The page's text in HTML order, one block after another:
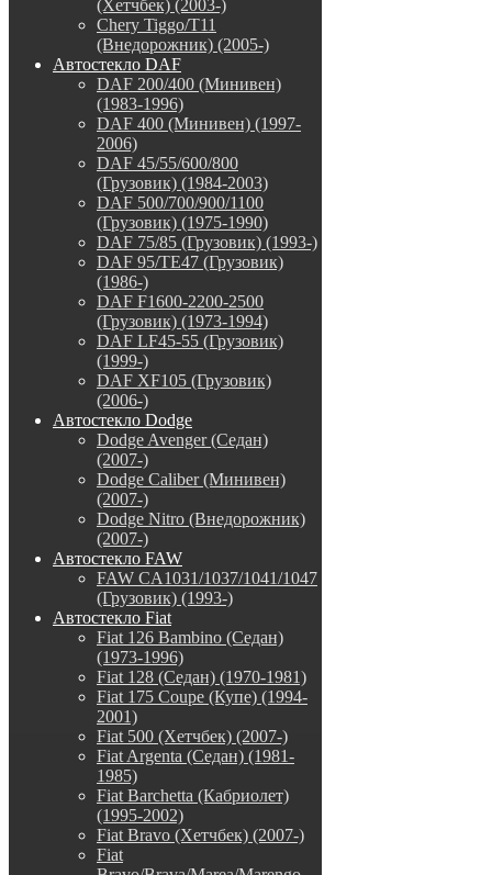
(Хетчбек) (2003-)
Chery Tiggo/T11
(Внедорожник) (2005-)
Автостекло DAF
DAF 200/400 (Минивен)
(1983-1996)
DAF 400 (Минивен) (1997-
2006)
DAF 45/55/600/800
(Грузовик) (1984-2003)
DAF 500/700/900/1100
(Грузовик) (1975-1990)
DAF 75/85 (Грузовик) (1993-)
DAF 95/TE47 (Грузовик)
(1986-)
DAF F1600-2200-2500
(Грузовик) (1973-1994)
DAF LF45-55 (Грузовик)
(1999-)
DAF XF105 (Грузовик)
(2006-)
Автостекло Dodge
Dodge Avenger (Седан)
(2007-)
Dodge Caliber (Минивен)
(2007-)
Dodge Nitro (Внедорожник)
(2007-)
Автостекло FAW
FAW CA1031/1037/1041/1047
(Грузовик) (1993-)
Автостекло Fiat
Fiat 126 Bambino (Седан)
(1973-1996)
Fiat 128 (Седан) (1970-1981)
Fiat 175 Coupe (Купе) (1994-
2001)
Fiat 500 (Хетчбек) (2007-)
Fiat Argenta (Седан) (1981-
1985)
Fiat Barchetta (Кабриолет)
(1995-2002)
Fiat Bravo (Хетчбек) (2007-)
Fiat